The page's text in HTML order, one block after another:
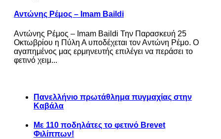
Αντώνης Ρέμος – Imam Baildi
Αντώνης Ρέμος – Imam Baildi Την Παρασκευή 25
Οκτωβρίου η Πύλη Α υποδέχεται τον Αντώνη Ρέμο. Ο
αγαπημένος μας ερμηνευτής επιλέγει να περάσει το
φετινό χειμ...
Πανελλήνιο πρωτάθλημα πυγμαχίας στην
Καβάλα
Με 110 ποδηλάτες το φετινό Brevet
Φιλίππων!